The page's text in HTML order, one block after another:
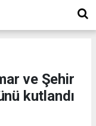
ve Şehir
kutlandı